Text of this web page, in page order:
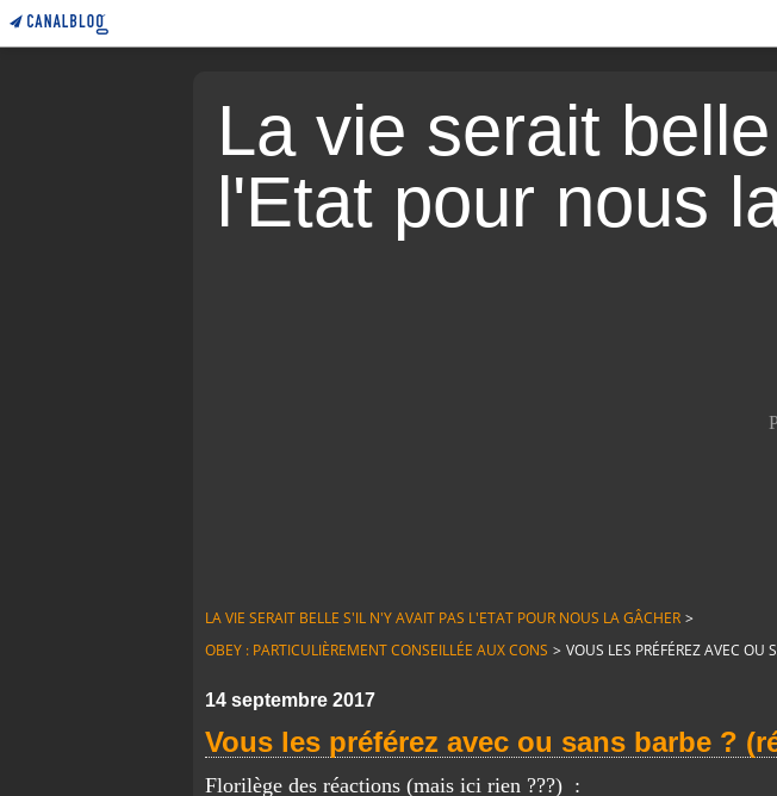
La vie serait
l'Etat pour nous
LA VIE SERAIT BELLE S'IL N'Y AVAIT PAS L'ETAT POUR NOUS LA GÂCHER >
OBEY : PARTICULIÈREMENT CONSEILLÉE AUX CONS > VOUS LES PRÉFÉREZ AVEC OU
14 septembre 2017
Vous les préférez avec ou sans barbe ?
Florilège des réactions (mais ici rien ???) :